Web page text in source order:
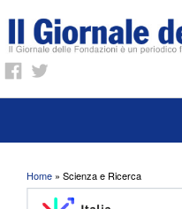
Tu sei qui
Home » Scienza e Ricerca